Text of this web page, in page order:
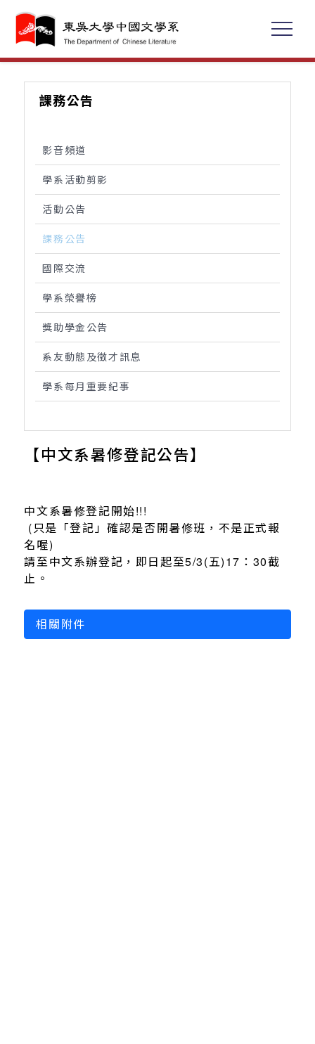
課務公告
影音頻道
學系活動剪影
活動公告
課務公告
國際交流
學系榮譽榜
獎助學金公告
系友動態及徵才訊息
學系每月重要紀事
【中文系暑修登記公告】
中文系暑修登記開始!!!
(只是「登記」確認是否開暑修班，不是正式報
名喔)
請至中文系辦登記，即日起至5/3(五)17：30截
止。
相關附件